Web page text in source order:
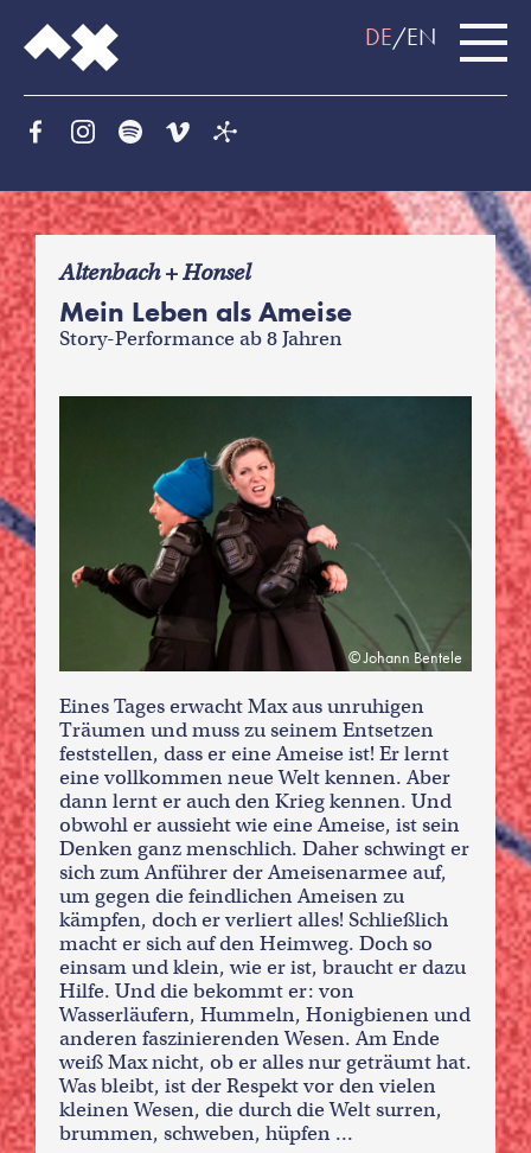
DE EN
f
Altenbach + Honsel
Mein Leben als Ameise
Story-Performance ab 8 Jahren
Johann Bentele
Eines Tages erwacht Max aus unruhigen
Träumen und muss zu seinem Entsetzen
feststellen, dass er eine Ameise ist! Er lernt
eine vollkommen neue Welt kennen. Aber
dann lernt er auch den Krieg kennen. Und
obwohl er aussieht wie eine Ameise, ist sein
Denken ganz menschlich. Daher schwingt er
sich zum Anführer der Ameisenarmee auf,
um gegen die feindlichen Ameisen zu
kämpfen, doch er verliert alles! Schließlich
macht er sich auf den Heimweg. Doch so
einsam und klein, wie er ist, braucht er dazu
Hilfe. Und die bekommt er: von
Wasserläufern, Hummeln, Honigbienen und
anderen faszinierenden Wesen. Am Ende
weiß Max nicht, ob er alles nur geträumt hat.
Was bleibt, ist der Respekt vor den vielen
kleinen Wesen, die durch die Welt surren,
brummen, schweben, hüpfen …